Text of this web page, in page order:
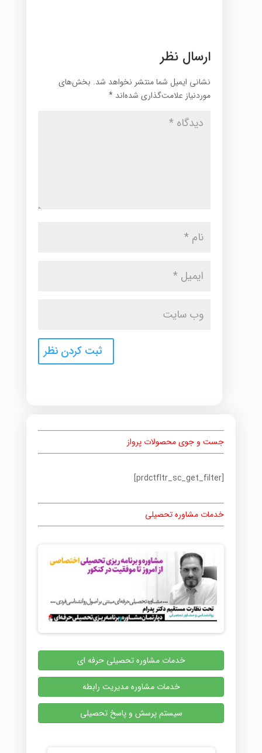
ارسال نظر
نشانی ایمیل شما منتشر نخواهد شد. بخش‌های
موردنیاز علامت‌گذاری شده‌اند *
جست و جوی محصولات پرواز
[prdctfltr_sc_get_filter]
خدمات مشاوره تحصیلی
خدمات مشاوره تحصیلی حرفه ای
خدمات مشاوره مدیریت رابطه
سیستم پرسش و پاسخ تحصیلی